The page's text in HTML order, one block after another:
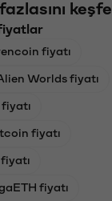
fiyatı
Worlds fiyatı
fiyatı
fiyatı